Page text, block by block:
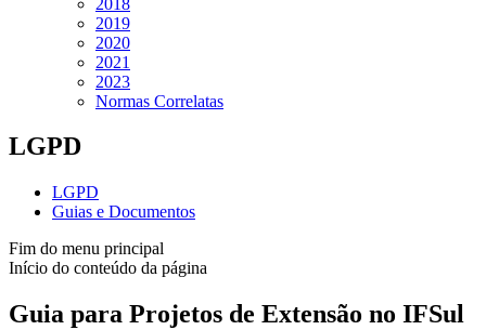
2019
2020
2021
2023
Normas Correlatas
LGPD
LGPD
Guias e Documentos
Fim do menu principal
Início do conteúdo da página
Guia para Projetos de Extensão no IFSul